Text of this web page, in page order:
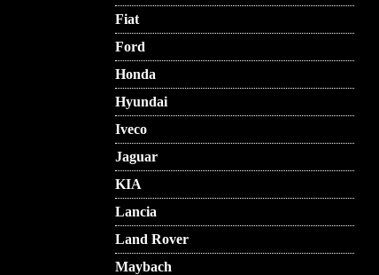
Fiat
Ford
Honda
Hyundai
Iveco
Jaguar
KIA
Lancia
Land Rover
Maybach